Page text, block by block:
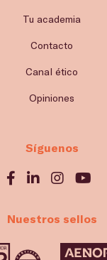
Tu academia
Contacto
Canal ético
Opiniones
Síguenos
Nuestros sellos